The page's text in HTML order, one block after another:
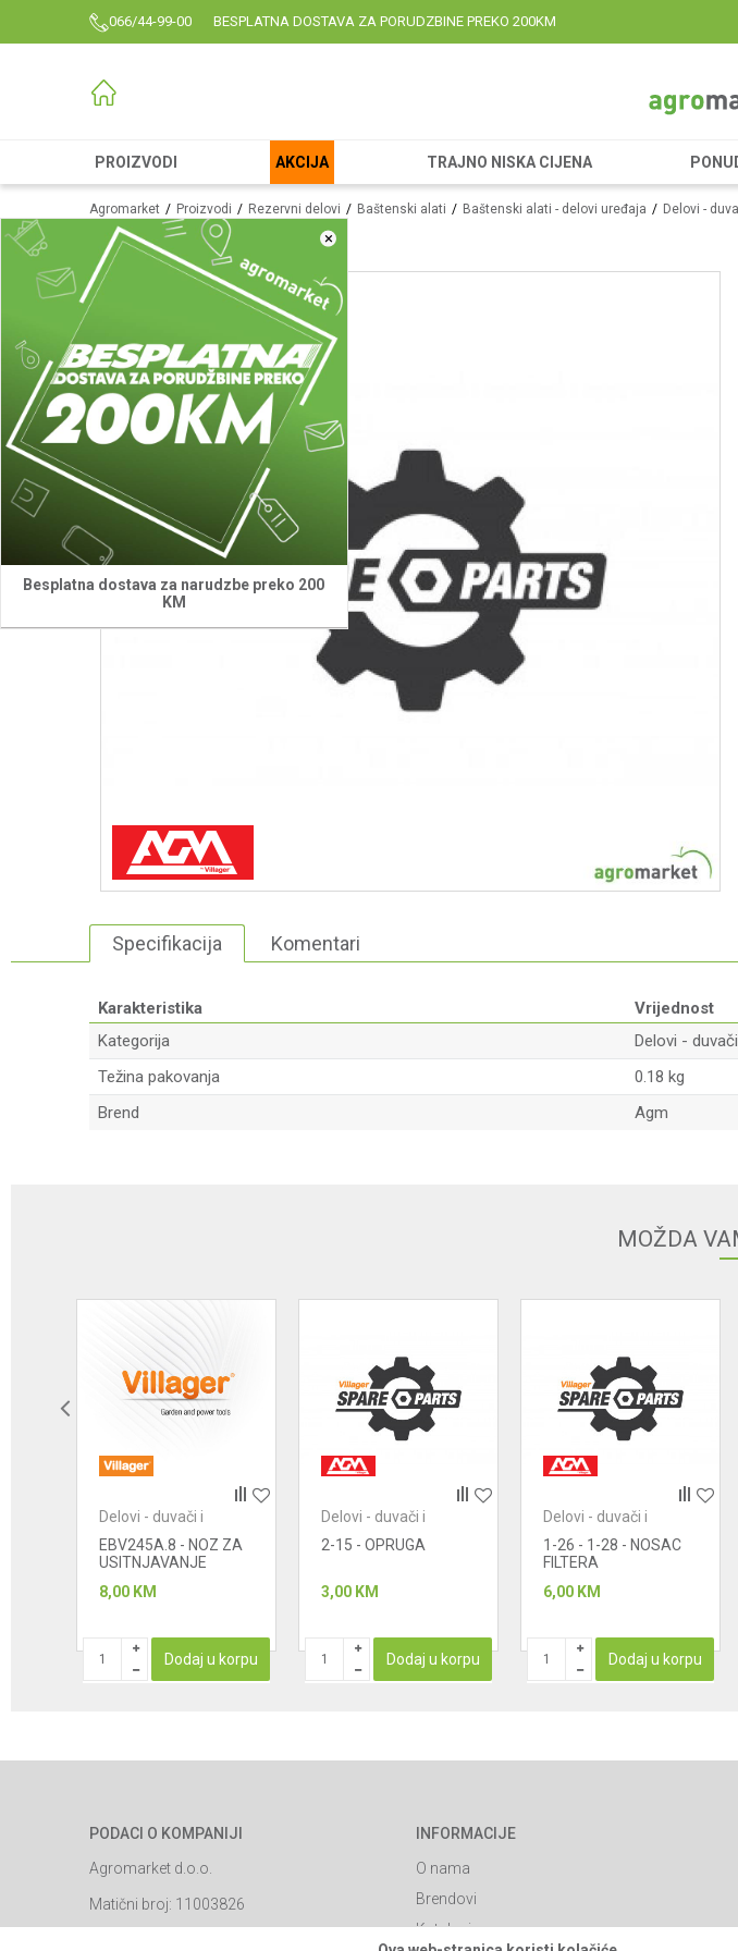
066/44-99-00 BESPLATNA DOSTAVA ZA PORUDZBINE PREKO 200KM
PROIZVODI AKCIJA TRAJNO NISKA CIJENA
×
Besplatna dostava za narudzbe preko 200
KM
Agromarket Proizvodi Rezervni delovi Baštenski alati Baštenski alati - delovi uređaja Delovi -
Specifikacija Komentari
Karakteristika
Vrijednost
Kategorija
Delovi -
Težina pakovanja
0.18 kg
Brend
Agm
MOŽDA
Delovi - duvači i
EBV245A.8 - NOZ ZA
USITNJAVANJE
8,00 KM
Dodaj u korpu
Delovi - duvači i
2-15 - OPRUGA
3,00 KM
Dodaj u korpu
Delovi - duvači i
1-26 - 1-28 - NOSAC
FILTERA
6,00 KM
Dodaj u korpu
PODACI O KOMPANIJI
Agromarket d.o.o.
Matični broj: 11003826
INFORMACIJE
O nama
Brendovi
Katalozi